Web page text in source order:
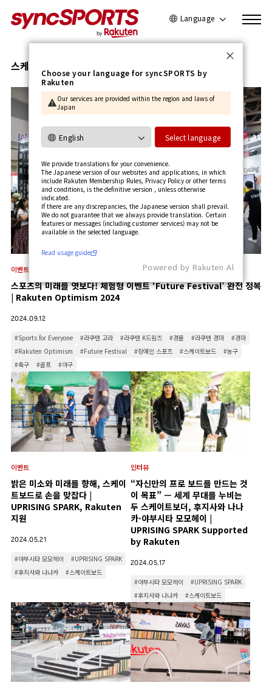
Language
日本語
繁體中文
스케이트보드
이벤트
스포츠의 미래를 엿보다! 체험형 이벤트 ‘Future Festival’ 완전 정복
| Rakuten Optimism 2024
2024.09.12
#Sports for Everyone #라쿠텐 고라 #라쿠텐 K드림즈 #경륜 #라쿠텐 경마
#경마
#Rakuten Optimism
#Future Festival #장애인 스포츠 #스케이트보드
#농구
#축구
#골프 #야구
이벤트
밝은 미소와 미래를 향해, 스케이
트보드로 손을 맞잡다 |
UPRISING SPARK, Rakuten
지원
2024.05.21
#야부시타 모모헤이
#UPRISING SPARK
#후지사와 나나카
#스케이트보드
인터뷰
“자신만의 프로 보드를 만드는 것
이 목표” — 세계 무대를 누비는
두 스케이트보더, 후지사와 나나
카·야부시타 모모헤이 |
UPRISING SPARK Supported
by Rakuten
2024.05.17
#야부시타 모모헤이
#UPRISING SPARK
#후지사와 나나카
#스케이트보드
Choose your language for syncSPORTS by
Rakuten
Our services are provided within the region and laws of
Japan
Select language
We provide translations for your convenience.
The Japanese version of our websites and applications, in which
include Rakuten Membership Rules, Privacy Policy or other terms
and conditions, is the definitive version , unless otherwise
indicated.
If there are any discrepancies, the Japanese version shall prevail.
We do not guarantee that we always provide translation. Certain
features or messages (including customer services) may not be
available in the selected language.​
Read usage guide
Powered by Rakuten Al
사용가이드 보기